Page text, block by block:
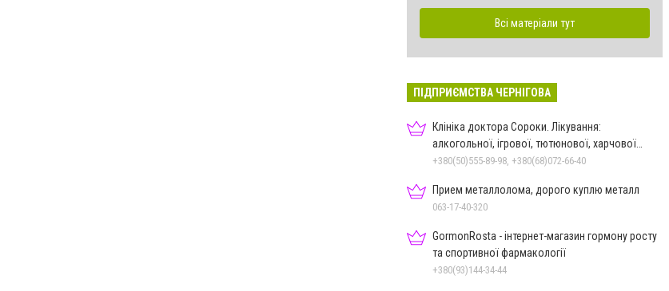
Всі матеріали тут
ПІДПРИЄМСТВА ЧЕРНІГОВА
Клініка доктора Сороки. Лікування:
алкогольної, ігрової, тютюнової, харчової
залежностей, неврозів т
+380(50)555-89-98, +380(68)072-66-40
Прием металлолома, дорого куплю металл
063-17-40-320
GormonRosta - інтернет-магазин гормону росту
та спортивної фармакології
+380(93)144-34-44